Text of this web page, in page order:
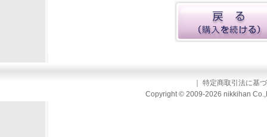
特定商取引法に基
Copyright © 2009-2026 nikkihan